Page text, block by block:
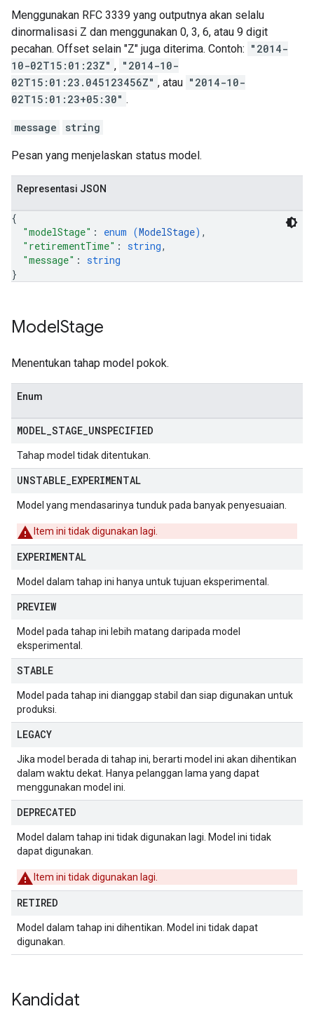
Menggunakan RFC 3339 yang outputnya akan selalu
dinormalisasi Z dan menggunakan 0, 3, 6, atau 9 digit
pecahan. Offset selain "Z" juga diterima. Contoh: "2014-
10-02T15:01:23Z" , "2014-10-
02T15:01:23.045123456Z" , atau "2014-10-
02T15:01:23+05:30" .
message string
Pesan yang menjelaskan status model.
Representasi JSON
{
"modelStage" : enum (ModelStage) ,
"retirementTime" : string,
"message" : string
}
ModelStage
Menentukan tahap model pokok.
Enum
MODEL STAGE UNSPECIFIED
Tahap model tidak ditentukan.
UNSTABLE EXPERIMENTAL
Model yang mendasarinya tunduk pada banyak penyesuaian.
Item ini tidak digunakan lagi.
EXPERIMENTAL
Model dalam tahap ini hanya untuk tujuan eksperimental.
PREVIEW
Model pada tahap ini lebih matang daripada model
eksperimental.
STABLE
Model pada tahap ini dianggap stabil dan siap digunakan untuk
produksi.
LEGACY
Jika model berada di tahap ini, berarti model ini akan dihentikan
dalam waktu dekat. Hanya pelanggan lama yang dapat
menggunakan model ini.
DEPRECATED
Model dalam tahap ini tidak digunakan lagi. Model ini tidak
dapat digunakan.
Item ini tidak digunakan lagi.
RETIRED
Model dalam tahap ini dihentikan. Model ini tidak dapat
digunakan.
Kandidat